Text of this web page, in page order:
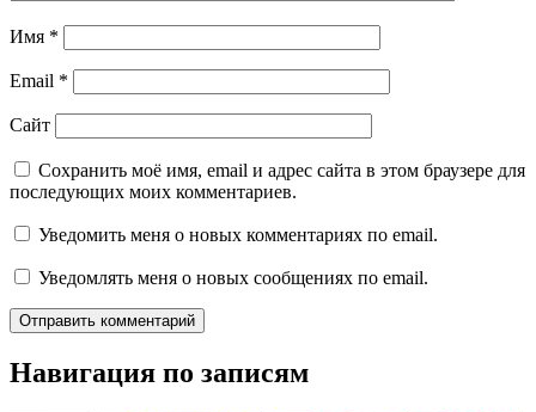
Имя *
Email *
Сайт
Сохранить моё имя, email и адрес сайта в этом браузере для
последующих моих комментариев.
Уведомить меня о новых комментариях по email.
Уведомлять меня о новых сообщениях по email.
Навигация по записям